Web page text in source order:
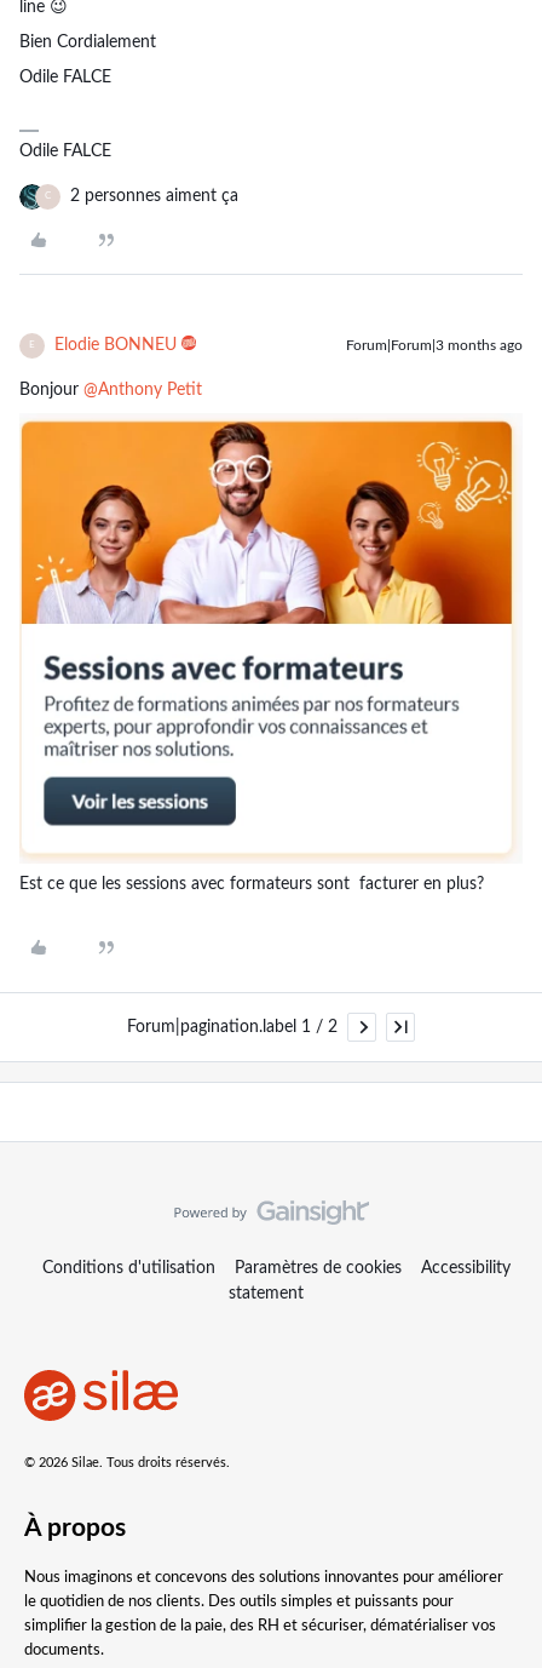
line 😉
Bien Cordialement
Odile FALCE
Odile FALCE
C 2 personnes aiment ça
E Elodie BONNEU Forum|Forum|3 months ago
Bonjour ​ @Anthony Petit
Est ce que les sessions avec formateurs sont facturer en plus?
Forum|pagination.label 1 / 2
Conditions d'utilisation Paramètres de cookies
Accessibility
statement
© 2026 Silae. Tous droits réservés.
À propos
Nous imaginons et concevons des solutions innovantes pour améliorer
le quotidien de nos clients. Des outils simples et puissants pour
simplifier la gestion de la paie, des RH et sécuriser, dématérialiser vos
documents.